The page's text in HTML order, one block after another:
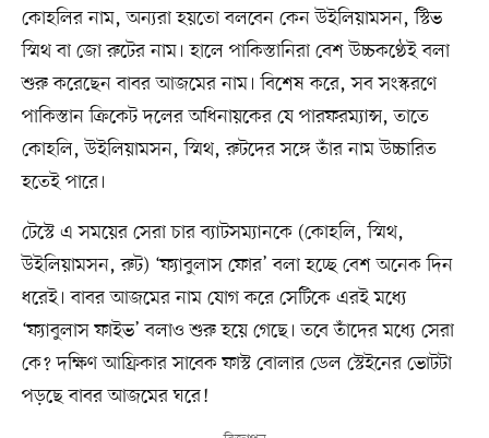
কোহলির নাম, অন্যরা হয়তো বলবেন কেন উইলিয়ামসন, স্টিভ
স্মিথ বা জো রুটের নাম। হালে পাকিস্তানিরা বেশ উচ্চকণ্ঠেই বলা
শুরু করেছেন বাবর আজমের নাম। বিশেষ করে, সব সংস্করণে
পাকিস্তান ক্রিকেট দলের অধিনায়কের যে পারফরম্যান্স, তাতে
কোহলি, উইলিয়ামসন, স্মিথ, রুটদের সঙ্গে তাঁর নাম উচ্চারিত
হতেই পারে।
টেস্টে এ সময়ের সেরা চার ব্যাটসম্যানকে (কোহলি, স্মিথ,
উইলিয়ামসন, রুট) ‘ফ্যাবুলাস ফোর’ বলা হচ্ছে বেশ অনেক দিন
ধরেই। বাবর আজমের নাম যোগ করে সেটিকে এরই মধ্যে
‘ফ্যাবুলাস ফাইভ’ বলাও শুরু হয়ে গেছে। তবে তাঁদের মধ্যে সেরা
কে? দক্ষিণ আফ্রিকার সাবেক ফাস্ট বোলার ডেল স্টেইনের ভোটটা
পড়ছে বাবর আজমের ঘরে!